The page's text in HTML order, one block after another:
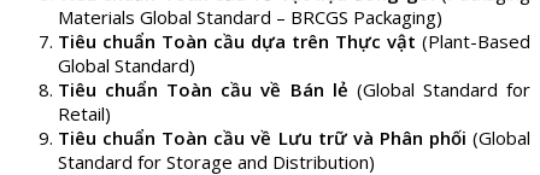
Materials Global Standard – BRCGS Packaging)
Tiêu chuẩn Toàn cầu dựa trên Thực vật (Plant-Based
Global Standard)
Tiêu chuẩn Toàn cầu về Bán lẻ (Global Standard for
Retail)
Tiêu chuẩn Toàn cầu về Lưu trữ và Phân phối (Global
Standard for Storage and Distribution)